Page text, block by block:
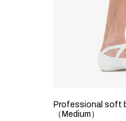
Professional soft
（Medium）